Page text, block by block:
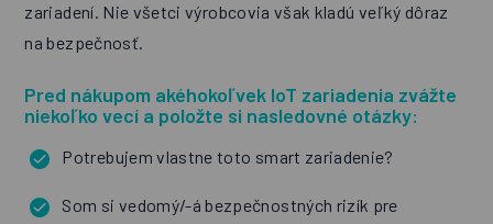
zariadení. Nie všetci výrobcovia však kladú veľký dôraz
na bezpečnosť.
Pred nákupom akéhokoľvek IoT zariadenia zvážte
niekoľko vecí a položte si nasledovné otázky:
Potrebujem vlastne toto smart zariadenie?
Som si vedomý/-á bezpečnostných rizík pre